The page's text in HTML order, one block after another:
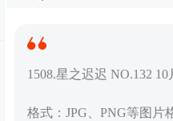
1508.星之迟迟 NO.132
格式：JPG、PNG等图片